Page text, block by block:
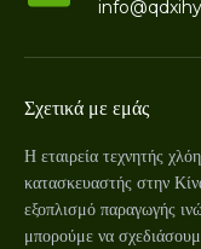
Σχετικά με εμάς
Η εταιρεία τεχνητής
κατασκευαστής στην
εξοπλισμό παραγωγής
μπορούμε να